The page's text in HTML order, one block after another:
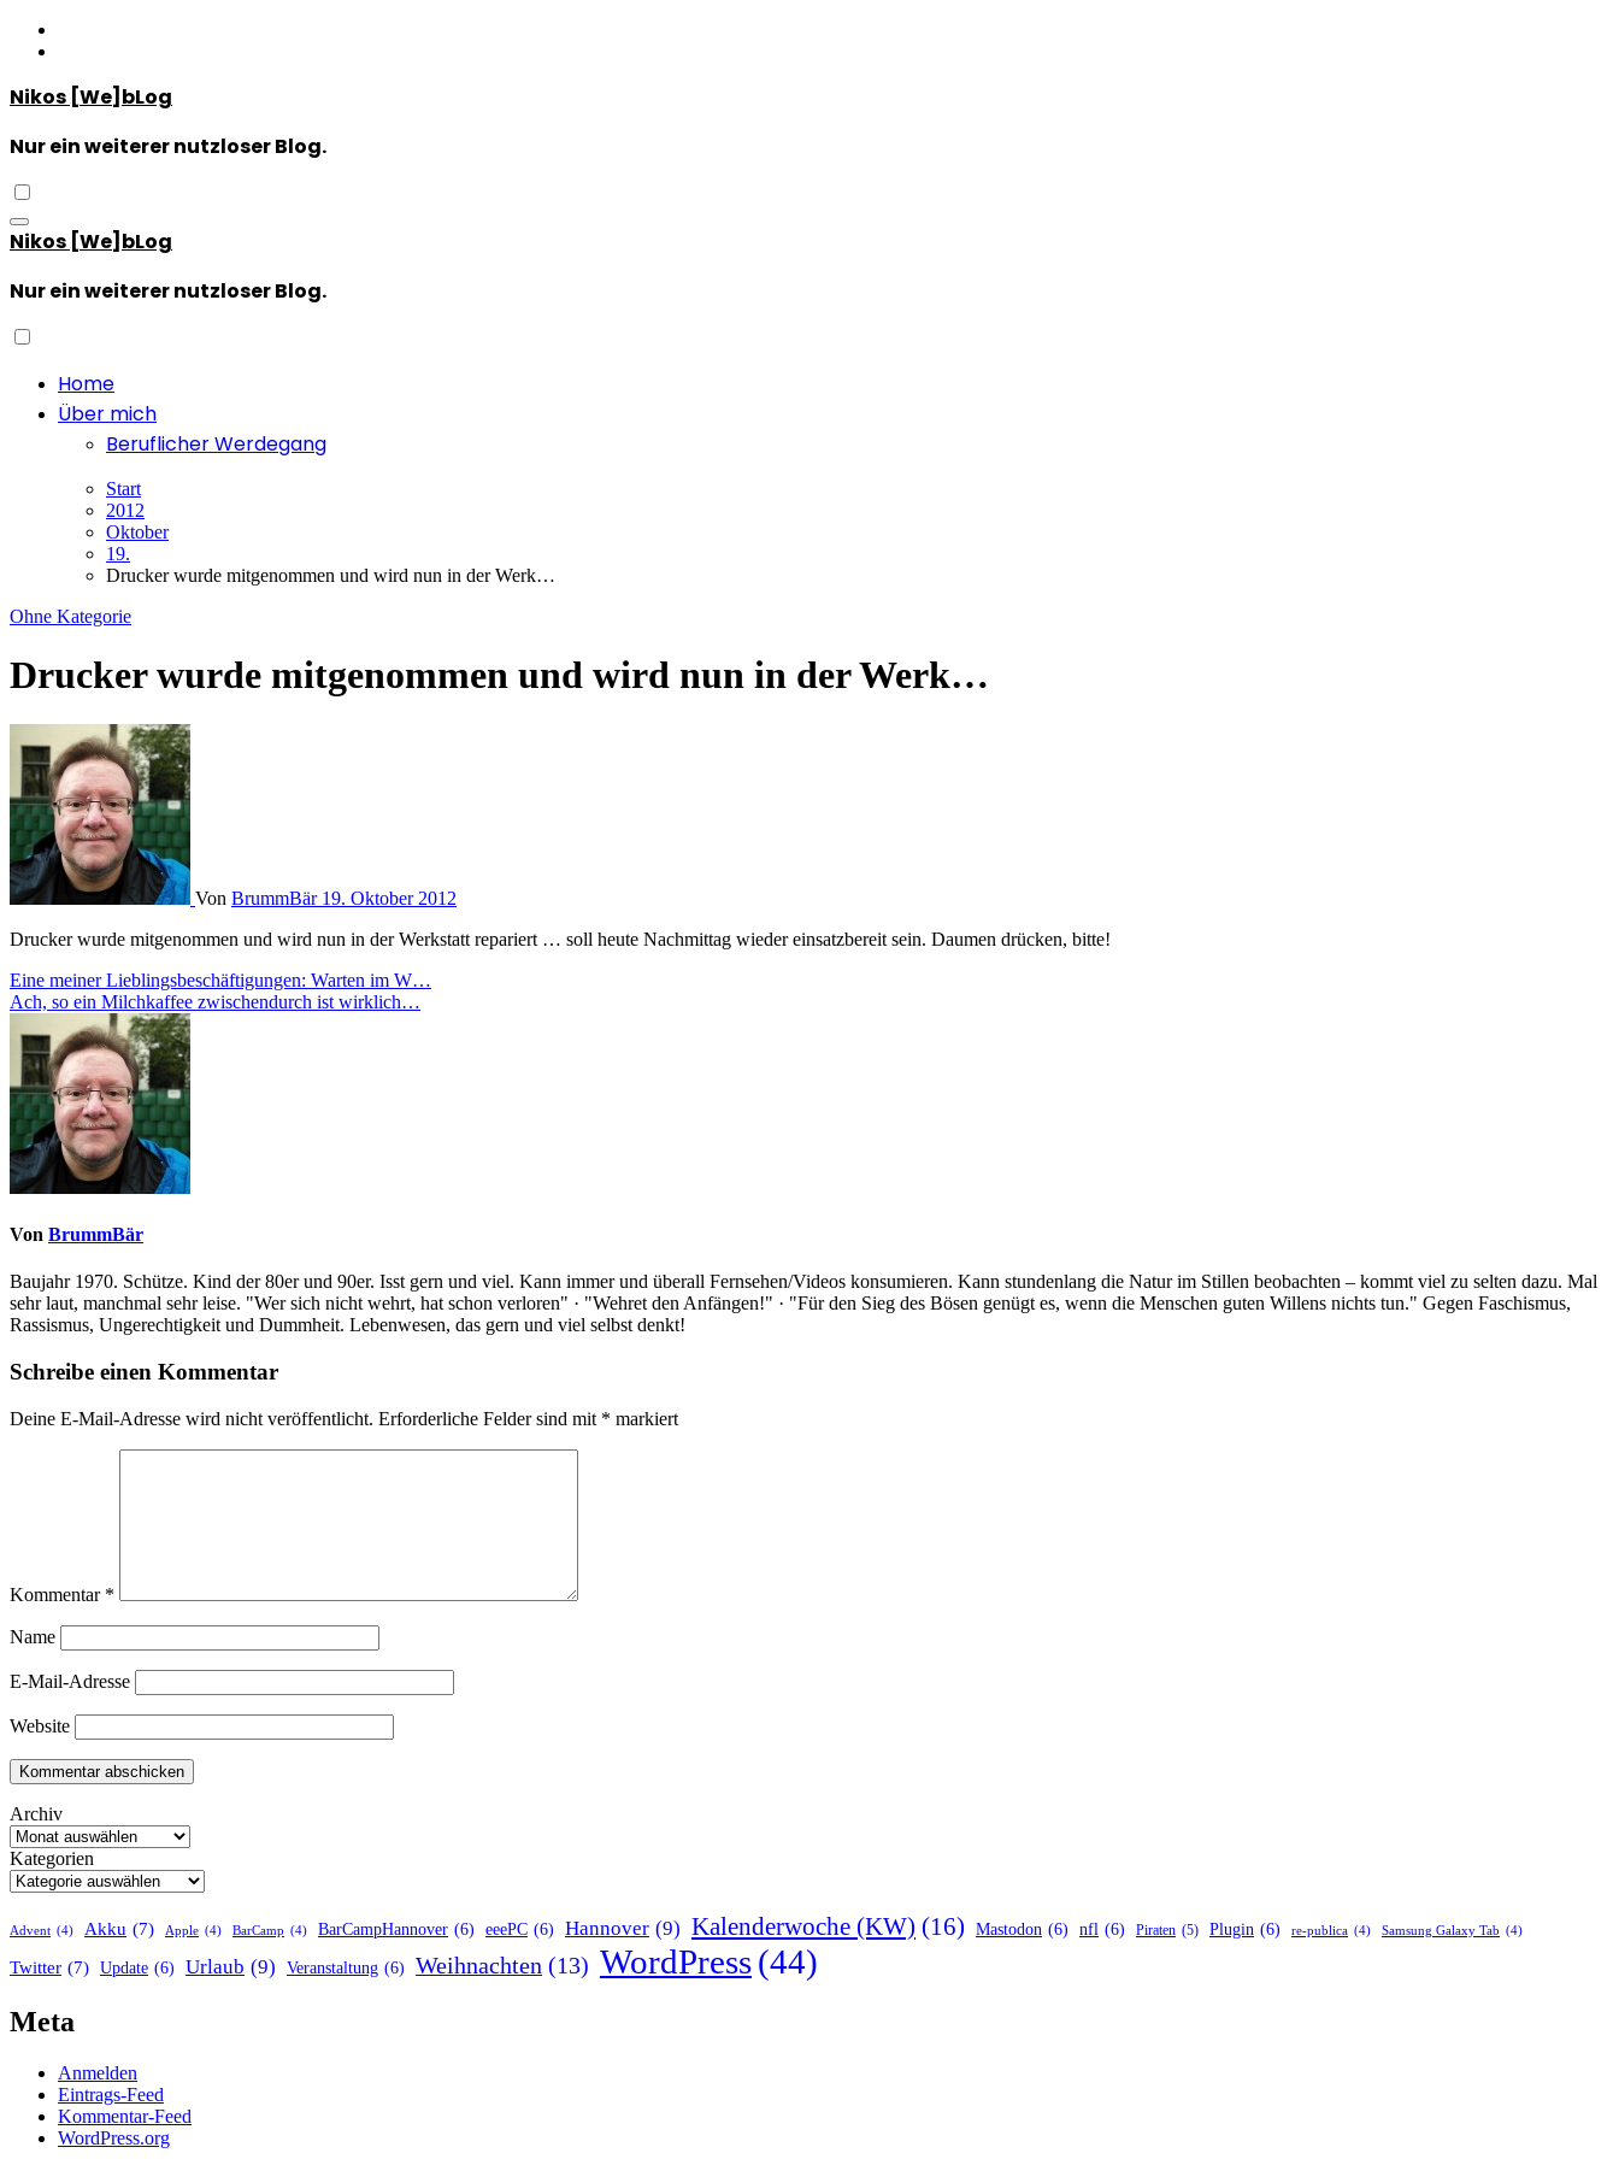
Zum
Inhalt
Nikos [We]bLog
Nur ein weiterer nutzloser Blog.
Nikos [We]bLog
Nur ein weiterer nutzloser Blog.
Home
Über mich
Beruflicher Werdegang
Start
2012
Oktober
19.
Drucker wurde mitgenommen und wird nun in der Werk…
Ohne Kategorie
Drucker wurde mitgenommen und wird nun in der Werk…
Von BrummBär 19. Oktober 2012
Drucker wurde mitgenommen und wird nun in der Werkstatt repariert … soll heute Nachmittag wieder einsatzbereit sein. Daumen drücken, bitte!
Beitragsnavigation
Eine meiner Lieblingsbeschäftigungen: Warten im W…
Ach, so ein Milchkaffee zwischendurch ist wirklich…
Von BrummBär
Baujahr 1970. Schütze. Kind der 80er und 90er. Isst gern und viel. Kann immer und überall Fernsehen/Videos konsumieren. Kann stundenlang die Natur im Stillen beobachten – kommt viel zu selten dazu. Mal
sehr laut, manchmal sehr leise. "Wer sich nicht wehrt, hat schon verloren" · "Wehret den Anfängen!" · "Für den Sieg des Bösen genügt es, wenn die Menschen guten Willens nichts tun." Gegen Faschismus,
Rassismus, Ungerechtigkeit und Dummheit. Lebenwesen, das gern und viel selbst denkt!
Schreibe einen Kommentar
Deine E-Mail-Adresse wird nicht veröffentlicht. Erforderliche Felder sind mit * markiert
Kommentar *
Name
E-Mail-Adresse
Website
Archiv
Kategorien
Advent (4) Akku (7) Apple (4) BarCamp (4) BarCampHannover (6) eeePC (6) Hannover (9) Kalenderwoche (KW) (16) Mastodon (6) nfl (6) Piraten (5) Plugin (6) re-publica (4) Samsung Galaxy Tab (4)
Twitter (7) Update (6) Urlaub (9) Veranstaltung (6) Weihnachten (13) WordPress(44)
Meta
Anmelden
Eintrags-Feed
Kommentar-Feed
WordPress.org